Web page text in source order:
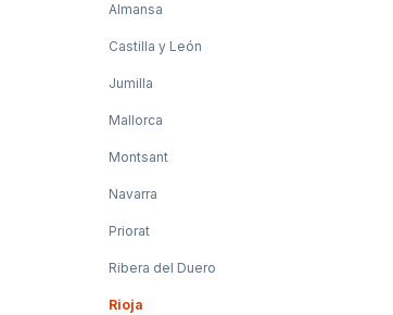
Almansa
Castilla y León
Jumilla
Mallorca
Montsant
Navarra
Priorat
Ribera del Duero
Rioja